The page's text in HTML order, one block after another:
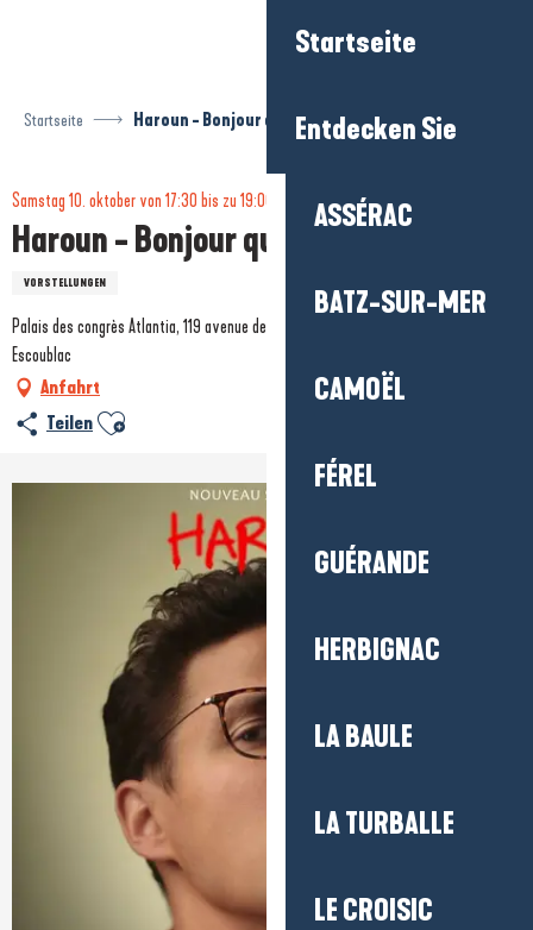
Startseite
Entdecken Sie
ASSÉRAC
BATZ-SUR-MER
CAMOËL
FÉREL
GUÉRANDE
HERBIGNAC
LA BAULE
LA TURBALLE
LE CROISIC
Startseite Haroun - Bonjour quand même
Samstag 10. oktober von 17:30 bis zu 19:00 und von 20:00 bis zu 21:30
Haroun - Bonjour quand même
VORSTELLUNGEN
Palais des congrès Atlantia, 119 avenue de Lattre de tassigny, 44500 La Baule-
Escoublac
Anfahrt
Teilen Ajouter aux favoris